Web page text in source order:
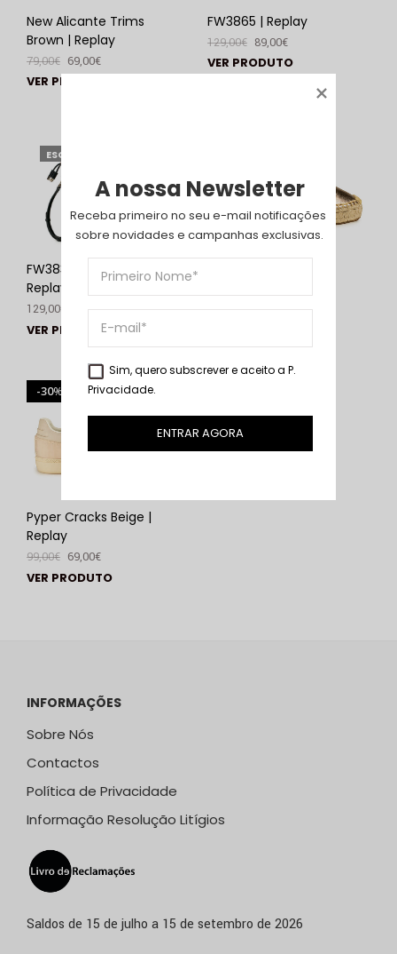
New Alicante Trims
Brown | Replay
79,00€ 69,00€
VER PRODUTO
FW3865 | Replay
129,00€ 89,00€
VER PRODUTO
ESGOTADO
FW3838 Preto |
Replay
129,00€
VER PRODUTO
79,00€ 59,00€
%
30
Pyper Cracks Beige |
Replay
99,00€ 69,00€
VER PRODUTO
INFORMAÇÕES
Sobre Nós
Contactos
Política de Privacidade
Informação Resolução Litígios
Saldos de 15 de julho a 15 de setembro de 2026
A nossa Newsletter
Receba primeiro no seu e-mail notificações
sobre novidades e campanhas exclusivas.
Sim, quero subscrever e aceito a P.
Privacidade.
ENTRAR AGORA